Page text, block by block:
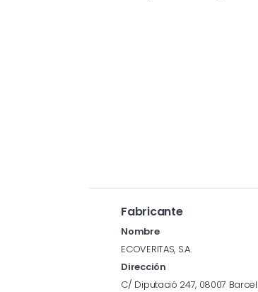
Fabricante
Nombre
ECOVERITAS, S.A.
Dirección
C/ Diputació 247, 08007